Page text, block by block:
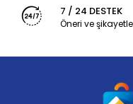
7 / 24 DESTEK
Öneri ve